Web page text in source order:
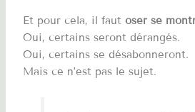
Et pour cela, il fautoser se
Oui, certains seront dérangés.
Oui, certains se désabonneront.
Mais ce n’est pas le sujet.